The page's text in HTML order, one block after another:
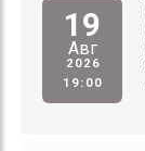
19
Авг
2026
19:00